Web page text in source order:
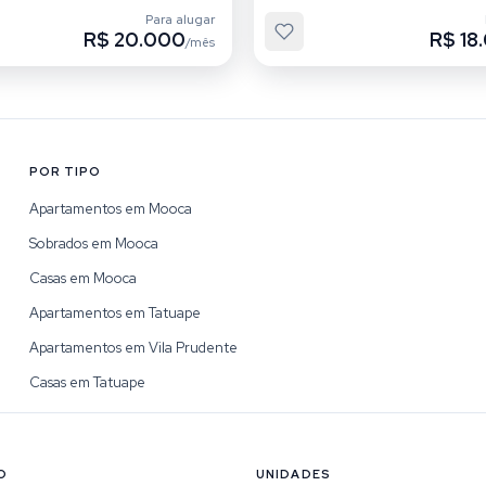
Para alugar
R$ 20.000/mês R$
POR TIPO
Apartamentos em Mooca
Sobrados em Mooca
Casas em Mooca
Apartamentos em Tatuape
Apartamentos em Vila Prudente
Casas em Tatuape
UNIDADES